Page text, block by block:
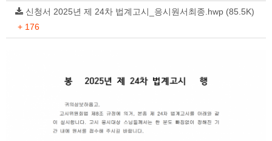
신청서 2025년 제 24차 법계고시_응시원서최종.hwp (85.5K)
+ 176